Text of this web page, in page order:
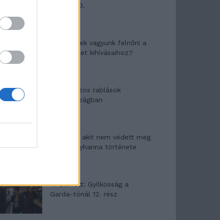
mítosza 3.
Képtelenek vagyunk felnőni a
felnőtt élet kihívásaihoz?
Altatógázos rablások
Olaszországban
A kislány, akit nem védett meg
senki – Lyhanna története
T. Barnett: Gyilkosság a
Garda-tónál 12. rész